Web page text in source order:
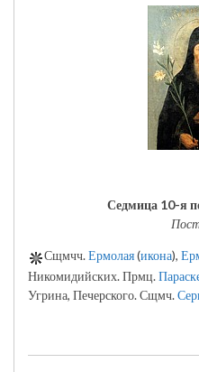
Седмица 10-я
Сщмчч.Ермолая(икона),
Никомидийских. Прмц.
Угрина, Печерского. Сщмч.